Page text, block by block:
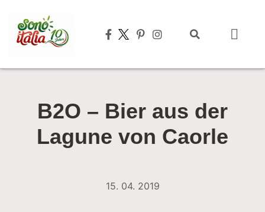
B2O – Bier aus der
Lagune von Caorle
15. 04. 2019